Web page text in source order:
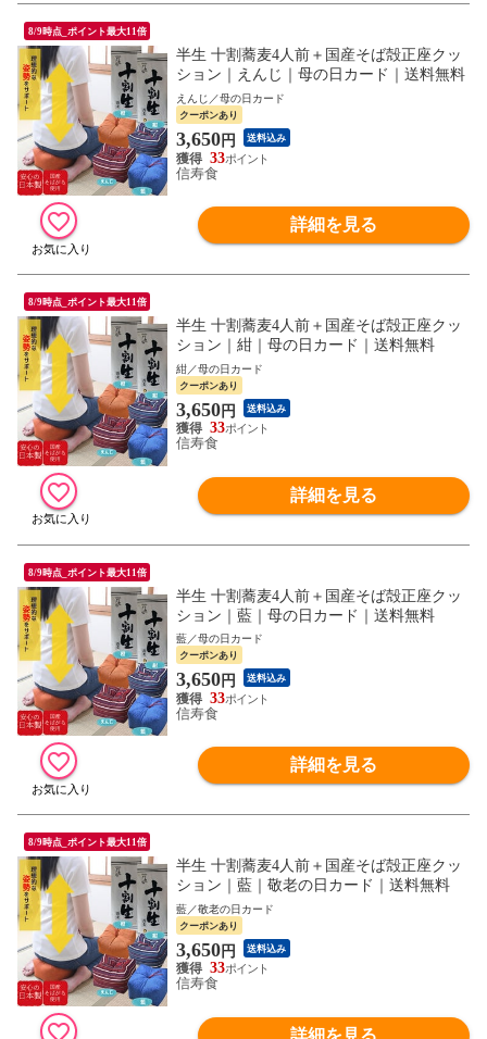
8/9時点_ポイント最大11倍
半生 十割蕎麦4人前＋国産そば殻正座クッ
ション｜えんじ｜母の日カード｜送料無料
えんじ／母の日カード
クーポンあり
3,650円 送料込み
33
信寿食
詳細を見る
8/9時点_ポイント最大11倍
半生 十割蕎麦4人前＋国産そば殻正座クッ
ション｜紺｜母の日カード｜送料無料
紺／母の日カード
クーポンあり
3,650円 送料込み
33
信寿食
詳細を見る
8/9時点_ポイント最大11倍
半生 十割蕎麦4人前＋国産そば殻正座クッ
ション｜藍｜母の日カード｜送料無料
藍／母の日カード
クーポンあり
3,650円 送料込み
33
信寿食
詳細を見る
8/9時点_ポイント最大11倍
半生 十割蕎麦4人前＋国産そば殻正座クッ
ション｜藍｜敬老の日カード｜送料無料
藍／敬老の日カード
クーポンあり
3,650円 送料込み
33
信寿食
詳細を見る